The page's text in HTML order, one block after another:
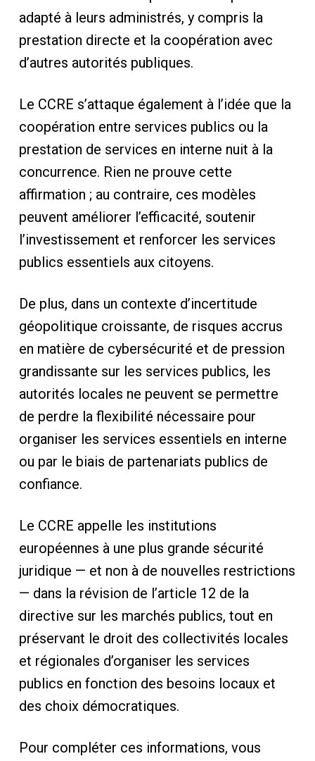
adapté à leurs administrés, y compris la
prestation directe et la coopération avec
d’autres autorités publiques.
Le CCRE s’attaque également à l’idée que la
coopération entre services publics ou la
prestation de services en interne nuit à la
concurrence. Rien ne prouve cette
affirmation ; au contraire, ces modèles
peuvent améliorer l’efficacité, soutenir
l’investissement et renforcer les services
publics essentiels aux citoyens.
De plus, dans un contexte d’incertitude
géopolitique croissante, de risques accrus
en matière de cybersécurité et de pression
grandissante sur les services publics, les
autorités locales ne peuvent se permettre
de perdre la flexibilité nécessaire pour
organiser les services essentiels en interne
ou par le biais de partenariats publics de
confiance.
Le CCRE appelle les institutions
européennes à une plus grande sécurité
juridique — et non à de nouvelles restrictions
— dans la révision de l’article 12 de la
directive sur les marchés publics, tout en
préservant le droit des collectivités locales
et régionales d’organiser les services
publics en fonction des besoins locaux et
des choix démocratiques.
Pour compléter ces informations, vous